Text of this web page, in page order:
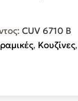
CUV 6710 B
, Κουζίνες,